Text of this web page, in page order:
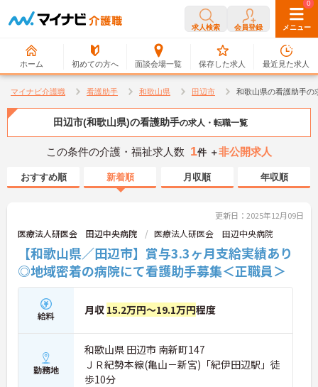
求人検索 会員登録 メニュー
ホーム 初めての方へ 面談会場一覧
0
保存した求人
0
最近見た求人
マイナビ介護職 看護助手 和歌山県 田辺市 和歌山県の看護助手の
田辺市(和歌山県)の看護助手の求人・転職一覧
この条件の介護・福祉求人数 1件 ＋非公開求人
おすすめ順 新着順 月収順 年収順
更新日：2025年12月09日
医療法人研医会 田辺中央病院 医療法人研医会 田辺中央病院
【和歌山県／田辺市】賞与3.3ヶ月支給実績あり
◎地域密着の病院にて看護助手募集＜正職員＞
給料 月収 15.2万円～19.1万円程度
勤務地
和歌山県 田辺市 南新町147
ＪＲ紀勢本線(亀山－新宮)「紀伊田辺駅」徒
歩10分